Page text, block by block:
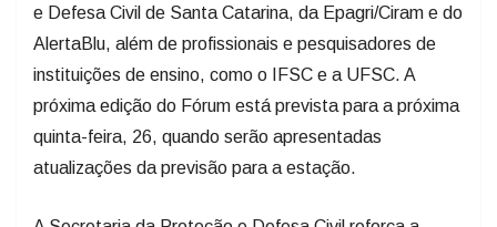
e Defesa Civil de Santa Catarina, da Epagri/Ciram e do
AlertaBlu, além de profissionais e pesquisadores de
instituições de ensino, como o IFSC e a UFSC. A
próxima edição do Fórum está prevista para a próxima
quinta-feira, 26, quando serão apresentadas
atualizações da previsão para a estação.